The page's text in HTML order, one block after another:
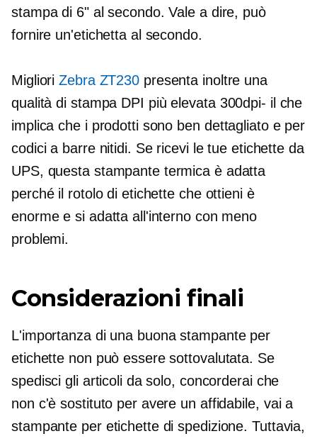
stampa di 6" al secondo. Vale a dire, può
fornire un'etichetta al secondo.
MiglioriZebra ZT230 presenta inoltre una
qualità di stampa DPI più elevata 300dpi- il che
implica che i prodotti sono ben dettagliatoe per
codici a barre nitidi. Se ricevi le tue etichette da
UPS, questa stampante termica è adatta
perché il rotolo di etichette che ottieni è
enorme e si adatta all'interno con meno
problemi.
Considerazioni finali
L'importanza di una buona stampante per
etichette non può essere sottovalutata. Se
spedisci gli articoli da solo, concorderai che
non c'è sostituto per avere un affidabile, vai a
stampante per etichette di spedizione. Tuttavia,